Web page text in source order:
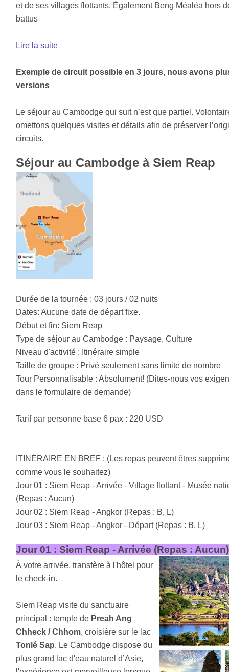
et de ses villages flottants. Également Beng Méaléa hors
battus
Lire la suite
Exemple de circuit possible en 3 jours, nous avons
versions
Le séjour au Cambodge qui suit n’est que partiel.
omettons quelques visites et détails afin de préserver
circuits.
Séjour au Cambodge à Siem Reap
Durée de la tournée : 03 jours / 02 nuits
Dates: Aucune date de départ fixe.
Début et fin: Siem Reap
Type de séjour au Cambodge : Paysage, Culture
Niveau d'activité : Itinéraire simple
Taille de groupe : Privé seulement sans limite de nombre
Tour Personnalisable : Absolument! (Dites-nous vos
dans le formulaire de demande)
Tarif par personne base 6 pax : 220 USD
ITINÉRAIRE EN BREF : (Les repas peuvent êtres
comme vous le souhaitez)
Jour 01 : Siem Reap - Arrivée - Village flottant - Musée
(Repas : Aucun)
Jour 02 : Siem Reap - Angkor (Repas : B, L)
Jour 03 : Siem Reap - Angkor - Départ (Repas : B, L)
Jour 01 : Siem Reap - Arrivée (Repas : Aucun)
À votre arrivée, transfère à l'hôtel pour
le check-in.
Siem Reap visite du sanctuaire
principal : temple de Preah Ang
Chheck / Chhom, croisière sur le lac
Tonlé Sap. Le Cambodge dispose du
plus grand lac d'eau naturel d’Asie,